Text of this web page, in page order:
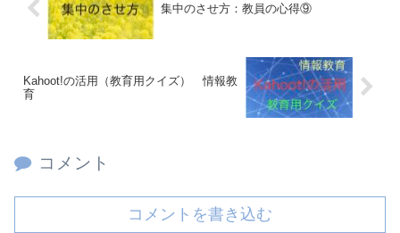
集中のさせ方：教員の心得⑨
Kahoot!の活用（教育用クイズ） 情報教
育
コメント
コメントを書き込む